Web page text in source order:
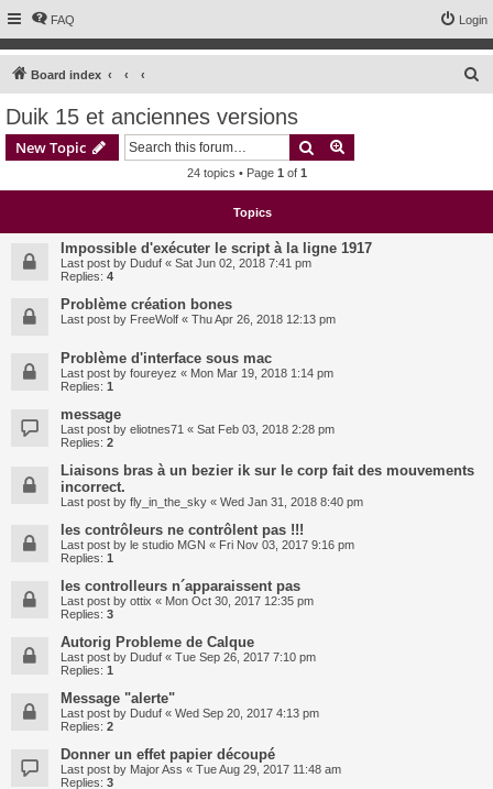
FAQ Login
Board index
Duik 15 et anciennes versions
New Topic Search
24 topics • Page 1 of 1
Topics
Impossible d'exécuter le script à la ligne 1917
Last post by Duduf « Sat Jun 02, 2018 7:41 pm
Replies: 4
Problème création bones
Last post by FreeWolf « Thu Apr 26, 2018 12:13 pm
Problème d'interface sous mac
Last post by foureyez « Mon Mar 19, 2018 1:14 pm
Replies: 1
message
Last post by eliotnes71 « Sat Feb 03, 2018 2:28 pm
Replies: 2
Liaisons bras à un bezier ik sur le corp fait des mouvements
incorrect.
Last post by fly_in_the_sky « Wed Jan 31, 2018 8:40 pm
les contrôleurs ne contrôlent pas !!!
Last post by le studio MGN « Fri Nov 03, 2017 9:16 pm
Replies: 1
les controlleurs n´apparaissent pas
Last post by ottix « Mon Oct 30, 2017 12:35 pm
Replies: 3
Autorig Probleme de Calque
Last post by Duduf « Tue Sep 26, 2017 7:10 pm
Replies: 1
Message "alerte"
Last post by Duduf « Wed Sep 20, 2017 4:13 pm
Replies: 2
Donner un effet papier découpé
Last post by Major Ass « Tue Aug 29, 2017 11:48 am
Replies: 3